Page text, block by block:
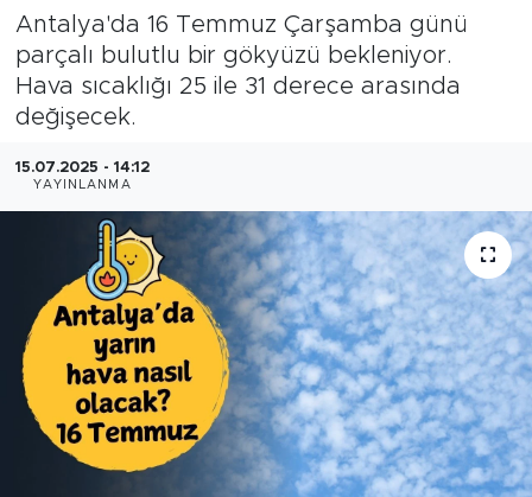
Antalya'da 16 Temmuz Çarşamba günü
parçalı bulutlu bir gökyüzü bekleniyor.
Hava sıcaklığı 25 ile 31 derece arasında
değişecek.
15.07.2025 - 14:12
YAYINLANMA
Magazin
Özel Haber
Politika
Resmi İlanlar
Sağlık
Spor
Turizm